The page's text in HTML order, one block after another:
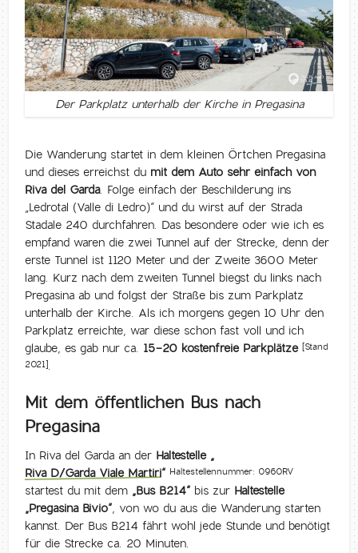
Der Parkplatz unterhalb der Kirche in Pregasina
Die Wanderung startet in dem kleinen Örtchen Pregasina
und dieses erreichst du mit dem Auto sehr einfach von
Riva del Garda. Folge einfach der Beschilderung ins
„Ledrotal (Valle di Ledro)“ und du wirst auf der Strada
Stadale 240 durchfahren. Das besondere oder wie ich es
empfand waren die zwei Tunnel auf der Strecke, denn der
erste Tunnel ist 1120 Meter und der Zweite 3600 Meter
lang. Kurz nach dem zweiten Tunnel biegst du links nach
Pregasina ab und folgst der Straße bis zum Parkplatz
unterhalb der Kirche. Als ich morgens gegen 10 Uhr den
Parkplatz erreichte, war diese schon fast voll und ich
glaube, es gab nur ca. 15-20 kostenfreie Parkplätze
[Stand
2021] .
Mit dem öffentlichen Bus nach
Pregasina
In Riva del Garda an der Haltestelle „
Riva D/Garda Viale Martiri“ Haltestellennummer: 0960RV
startest du mit dem „Bus B214“ bis zur Haltestelle
„Pregasina Bivio“, von wo du aus die Wanderung starten
kannst. Der Bus B214 fährt wohl jede Stunde und benötigt
für die Strecke ca. 20 Minuten.